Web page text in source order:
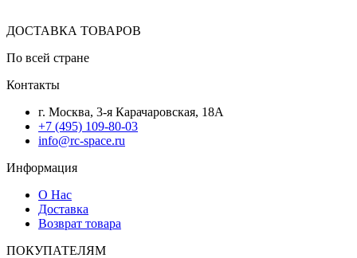
ДОСТАВКА ТОВАРОВ
По всей стране
Контакты
г. Москва, 3-я Карачаровская, 18А
+7 (495) 109-80-03
info@rc-space.ru
Информация
О Нас
Доставка
Возврат товара
ПОКУПАТЕЛЯМ